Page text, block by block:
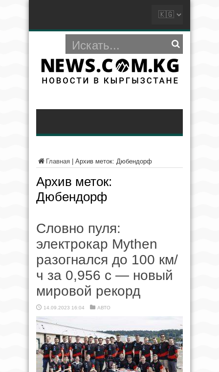
Главная Архив меток: Дюбендорф
Архив меток:
Дюбендорф
Словно пуля:
электрокар Mythen
разогнался до 100 км/
ч за 0,956 с — новый
мировой рекорд
14.09.2023 16:04 АВТО